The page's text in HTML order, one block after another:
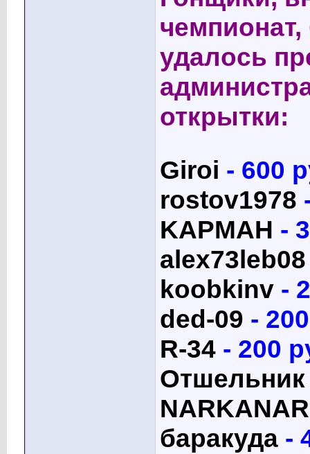
удалось
открытки:
Giroi - 600
rostov1978
KAPMAH -
alex73leb08
koobkinv -
ded-09 -
R-34 - 200
Отшельник
NARKANAR
баракуда -